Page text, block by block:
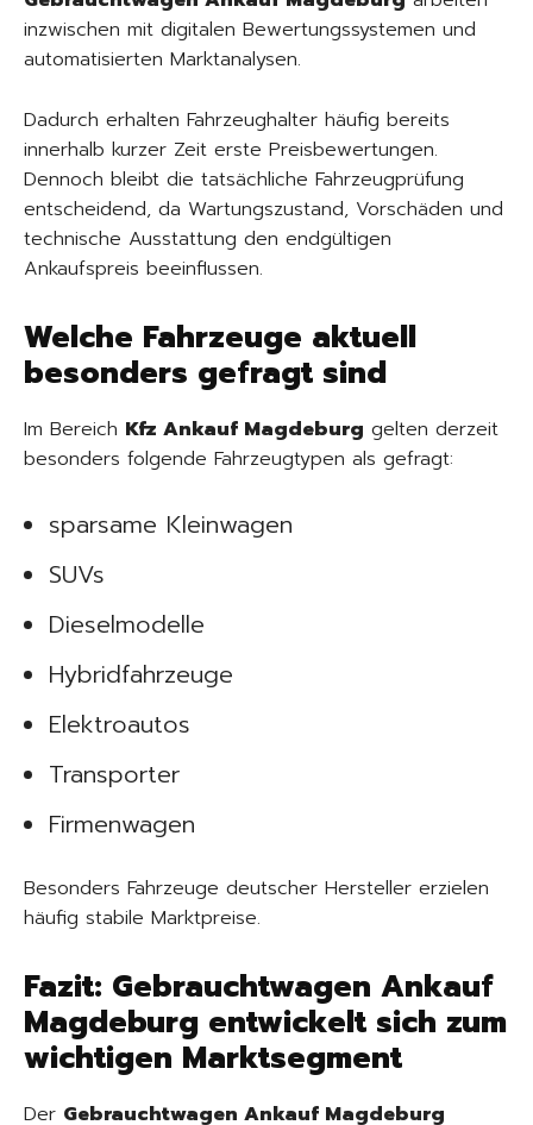
inzwischen mit digitalen Bewertungssystemen und
automatisierten Marktanalysen.
Dadurch erhalten Fahrzeughalter häufig bereits
innerhalb kurzer Zeit erste Preisbewertungen.
Dennoch bleibt die tatsächliche Fahrzeugprüfung
entscheidend, da Wartungszustand, Vorschäden und
technische Ausstattung den endgültigen
Ankaufspreis beeinflussen.
Welche Fahrzeuge aktuell
besonders gefragt sind
Im Bereich Kfz Ankauf Magdeburg gelten derzeit
besonders folgende Fahrzeugtypen als gefragt:
sparsame Kleinwagen
SUVs
Dieselmodelle
Hybridfahrzeuge
Elektroautos
Transporter
Firmenwagen
Besonders Fahrzeuge deutscher Hersteller erzielen
häufig stabile Marktpreise.
Fazit: Gebrauchtwagen Ankauf
Magdeburg entwickelt sich zum
wichtigen Marktsegment
Der Gebrauchtwagen Ankauf Magdeburg